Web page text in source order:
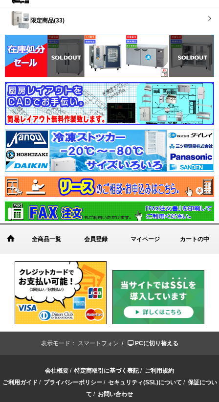
限定商品(33)
全商品一覧 会員登録 マイページ カートの中
表示モード： スマートフォン / PCに切り替える
会社概要 / 特定商取引に基づく表記/ ご利用規約
ご利用ガイド / プライバシーポリシー/ セキュリティ(SSL)について / 保証につい
て / お問い合わせ